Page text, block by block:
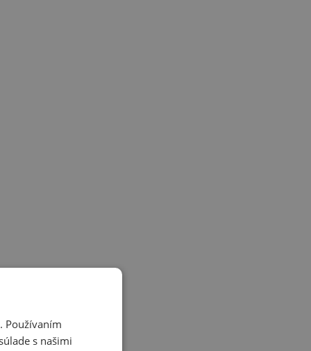
Používaním
s našimi